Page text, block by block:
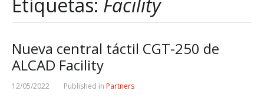
Nueva central táctil CGT-250 de
ALCAD Facility
12/05/2022 Published in Partners